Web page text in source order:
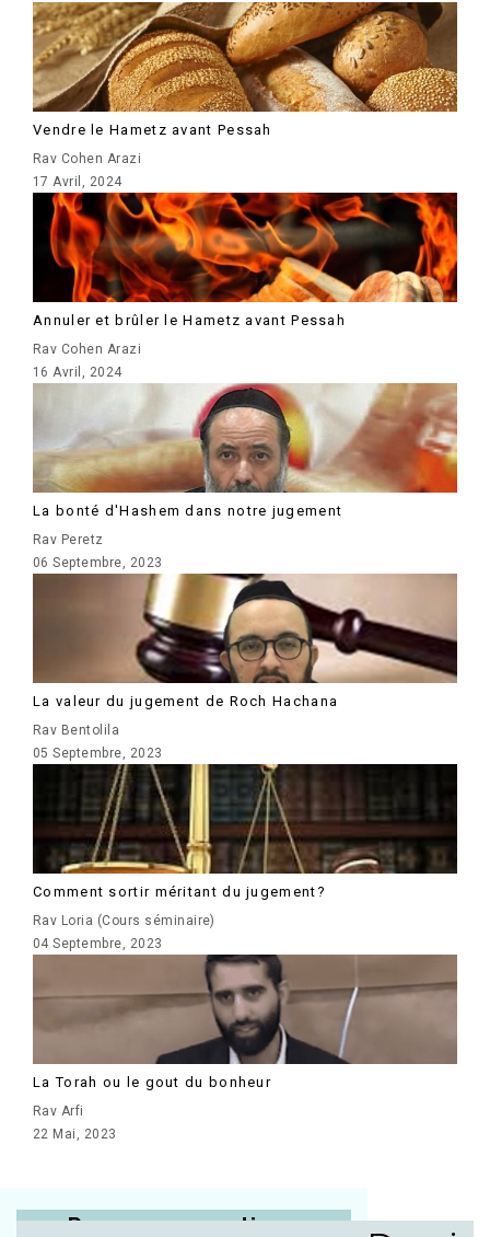
Vendre le Hametz avant Pessah
Rav Cohen Arazi
17 Avril, 2024
Annuler et brûler le Hametz avant Pessah
Rav Cohen Arazi
16 Avril, 2024
La bonté d'Hashem dans notre jugement
Rav Peretz
06 Septembre, 2023
La valeur du jugement de Roch Hachana
Rav Bentolila
05 Septembre, 2023
Comment sortir méritant du jugement?
Rav Loria (Cours séminaire)
04 Septembre, 2023
La Torah ou le gout du bonheur
Rav Arfi
22 Mai, 2023
Posez vos questions